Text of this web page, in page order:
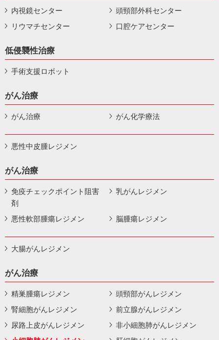
内視鏡センター
頭頸部外科センター
リウマチセンター
口腔ケアセンター
低侵襲性治療
手術支援ロボット
がん治療
がん治療 がん化学療法
悪性中皮腫レジメン
がん治療
免疫チェックポイント阻害
剤
乳がんレジメン
悪性軟部腫瘍レジメン 脳腫瘍レジメン
大腸がんレジメン
がん治療
精巣腫瘍レジメン
頭頸部がんレジメン
腎細胞がんレジメン
前立腺がんレジメン
尿路上皮がんレジメン
非小細胞肺がんレジメン